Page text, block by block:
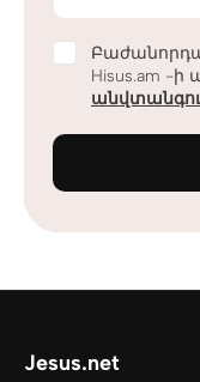
Hisus.am -ի
Jesus.net